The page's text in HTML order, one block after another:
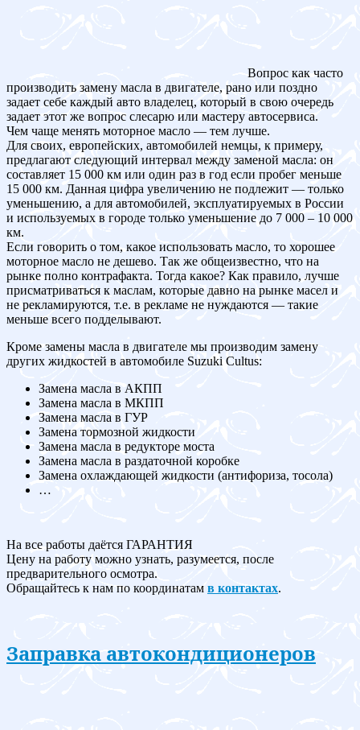
Вопрос как часто
производить замену масла в двигателе, рано или поздно
задает себе каждый авто владелец, который в свою очередь
задает этот же вопрос слесарю или мастеру автосервиса.
Чем чаще менять моторное масло — тем лучше.
Для своих, европейских, автомобилей немцы, к примеру,
предлагают следующий интервал между заменой масла: он
составляет 15 000 км или один раз в год если пробег меньше
15 000 км. Данная цифра увеличению не подлежит — только
уменьшению, а для автомобилей, эксплуатируемых в России
и используемых в городе только уменьшение до 7 000 – 10 000
км.
Если говорить о том, какое использовать масло, то хорошее
моторное масло не дешево. Так же общеизвестно, что на
рынке полно контрафакта. Тогда какое? Как правило, лучше
присматриваться к маслам, которые давно на рынке масел и
не рекламируются, т.е. в рекламе не нуждаются — такие
меньше всего подделывают.
Кроме замены масла в двигателе мы производим замену
других жидкостей в автомобиле Suzuki Cultus:
Замена масла в АКПП
Замена масла в МКПП
Замена масла в ГУР
Замена тормозной жидкости
Замена масла в редукторе моста
Замена масла в раздаточной коробке
Замена охлаждающей жидкости (антифориза, тосола)
…
На все работы даётся ГАРАНТИЯ
Цену на работу можно узнать, разумеется, после
предварительного осмотра.
Обращайтесь к нам по координатам в контактах.
Заправка автокондиционеров